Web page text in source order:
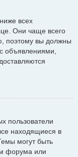
всех
Они чаще всего
поэтому вы должны
объявлениями,
пользователи
находящиеся в
могут быть
форума или